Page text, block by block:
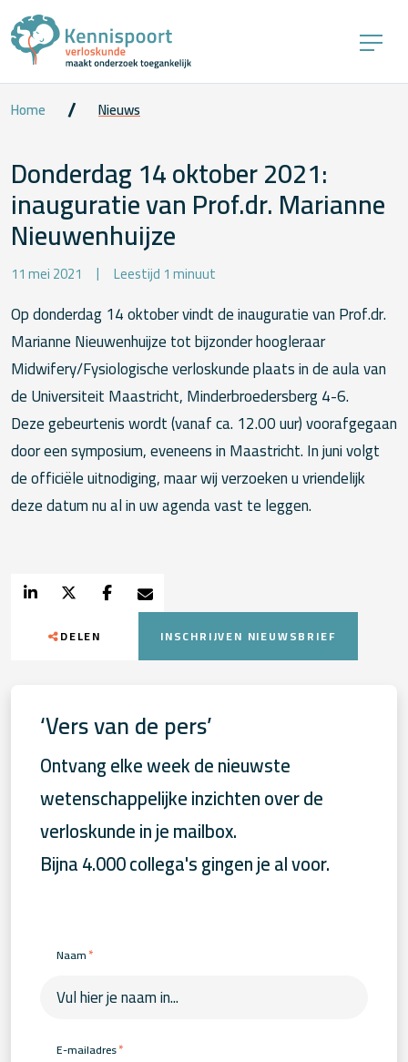
Home Nieuws
Donderdag 14 oktober 2021:
inauguratie van Prof.dr. Marianne
Nieuwenhuijze
11 mei 2021 Leestijd 1 minuut
Op donderdag 14 oktober vindt de inauguratie van Prof.dr.
Marianne Nieuwenhuijze tot bijzonder hoogleraar
Midwifery/Fysiologische verloskunde plaats in de aula van
de Universiteit Maastricht, Minderbroedersberg 4-6.
Deze gebeurtenis wordt (vanaf ca. 12.00 uur) voorafgegaan
door een symposium, eveneens in Maastricht. In juni volgt
de officiële uitnodiging, maar wij verzoeken u vriendelijk
deze datum nu al in uw agenda vast te leggen.
DELEN INSCHRIJVEN NIEUWSBRIEF
‘Vers van de pers’
Ontvang elke week de nieuwste
wetenschappelijke inzichten over de
verloskunde in je mailbox.
Bijna 4.000 collega's gingen je al voor.
Naam*
E-mailadres*